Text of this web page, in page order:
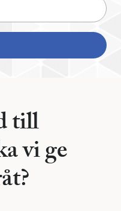
till
vi ge